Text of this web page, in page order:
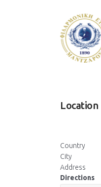
Location
Country
City
Address
Directions